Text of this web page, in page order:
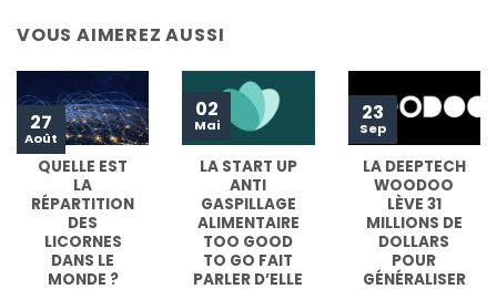
VOUS AIMEREZ AUSSI
QUELLE EST
LA
RÉPARTITION
DES
LICORNES
DANS LE
MONDE ?
27
Août
LA START UP
ANTI
GASPILLAGE
ALIMENTAIRE
TOO GOOD
TO GO FAIT
PARLER D’ELLE
02
Mai
LA DEEPTECH
WOODOO
LÈVE 31
MILLIONS DE
DOLLARS
POUR
GÉNÉRALISER
23
Sep